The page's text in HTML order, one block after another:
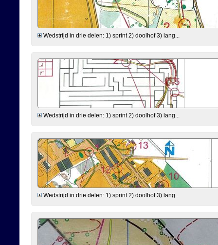
Wedstrijd in drie delen: 1) sprint 2) doolhof 3) lang...
Wedstrijd in drie delen: 1) sprint 2) doolhof 3) lang...
Wedstrijd in drie delen: 1) sprint 2) doolhof 3) lang...